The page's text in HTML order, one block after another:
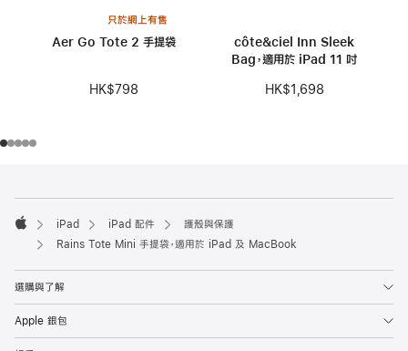
只於網上有售
Aer Go Tote 2 手提袋
HK$798
côte&ciel Inn Sleek
Bag，適用於 iPad 11 吋
HK$1,698
腳
Apple
iPad iPad 配件
護殼與保護
Rains Tote Mini 手提袋，適用於 iPad 及 MacBook
選購與了解
Apple 銀包